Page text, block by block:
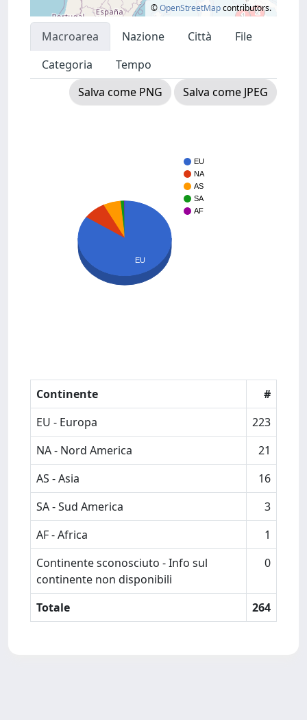
©OpenStreetMapcontributors.
Macroarea Nazione Città
File
Categoria
Tempo
Salva come PNG
Salva come JPEG
EU
NA
AS
SA
AF
EU
Continente
#
EU - Europa
223
NA - Nord America
21
AS - Asia
16
SA - Sud America
3
AF - Africa
1
Continente sconosciuto - Info sul
continente non disponibili
0
Totale 264